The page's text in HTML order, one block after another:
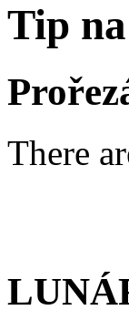
Tip
There